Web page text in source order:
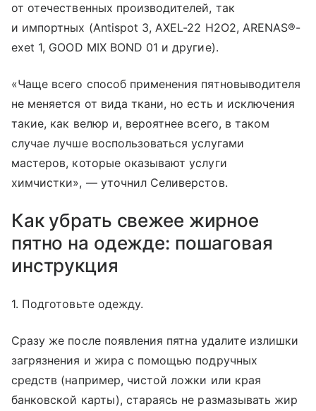
от отечественных производителей, так
и импортных (Antispot 3, AXEL-22 H2O2, ARENAS®-
exet 1, GOOD MIX BOND 01 и другие).
«Чаще всего способ применения пятновыводителя
не меняется от вида ткани, но есть и исключения
такие, как велюр и, вероятнее всего, в таком
случае лучше воспользоваться услугами
мастеров, которые оказывают услуги
химчистки», — уточнил Селиверстов.
Как убрать свежее жирное
пятно на одежде: пошаговая
инструкция
1. Подготовьте одежду.
Сразу же после появления пятна удалите излишки
загрязнения и жира с помощью подручных
средств (например, чистой ложки или края
банковской карты), стараясь не размазывать жир